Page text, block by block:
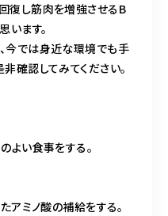
復し筋肉を増強させるB
います。
今では身近な環境でも手
確認してみてください。
よい食事をする。
アミノ酸の補給をする。